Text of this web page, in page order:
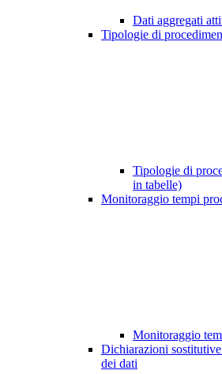
Dati aggregati
Tipologie di
Tipologie di
in tabelle)
Monitoraggio tempi
Monitoraggio
Dichiarazioni
dei dati